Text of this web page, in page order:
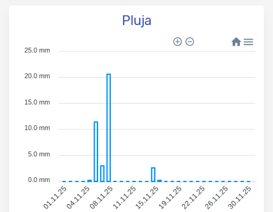
Pluja
01.11.2504.11.2508.11.2511.11.2515.11.2519.11.2522.11.2526.11.2530.11.25
25.0 mm
20.0 mm
15.0 mm
10.0 mm
5.0 mm
0.0 mm